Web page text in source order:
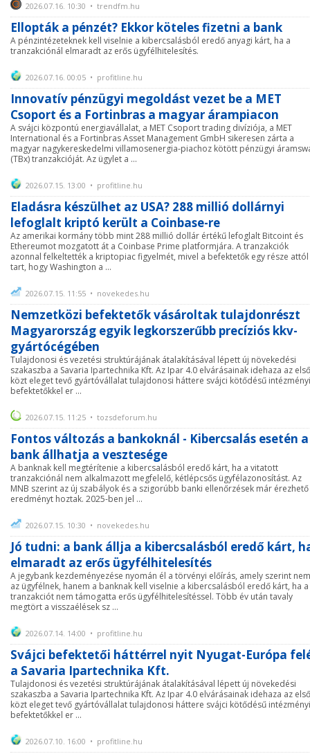
2026.07.16. 10:30 • trendfm.hu
Ellopták a pénzét? Ekkor köteles fizetni a bank
A pénzintézeteknek kell viselnie a kibercsalásból eredő anyagi kárt, ha a
tranzakciónál elmaradt az erős ügyfélhitelesítés.
2026.07.16. 00:05 • profitline.hu
Innovatív pénzügyi megoldást vezet be a MET
Csoport és a Fortinbras a magyar árampiacon
A svájci központú energiavállalat, a MET Csoport trading divíziója, a MET
International és a Fortinbras Asset Management GmbH sikeresen zárta a
magyar nagykereskedelmi villamosenergia-piachoz kötött pénzügyi
(TBx) tranzakcióját. Az ügylet a ...
2026.07.15. 13:00 • profitline.hu
Eladásra készülhet az USA? 288 millió dollárnyi
lefoglalt kriptó került a Coinbase-re
Az amerikai kormány több mint 288 millió dollár értékű lefoglalt Bitcoint és
Ethereumot mozgatott át a Coinbase Prime platformjára. A tranzakciók
azonnal felkeltették a kriptopiac figyelmét, mivel a befektetők egy része attól
tart, hogy Washington a ...
2026.07.15. 11:55 • novekedes.hu
Nemzetközi befektetők vásároltak tulajdonrészt
Magyarország egyik legkorszerűbb precíziós kkv-
gyártócégében
Tulajdonosi és vezetési struktúrájának átalakításával lépett új növekedési
szakaszba a Savaria Ipartechnika Kft. Az Ipar 4.0 elvárásainak idehaza az
közt eleget tevő gyártóvállalat tulajdonosi háttere svájci kötődésű intézményi
befektetőkkel er ...
2026.07.15. 11:25 • tozsdeforum.hu
Fontos változás a bankoknál - Kibercsalás esetén a
bank állhatja a vesztesége
A banknak kell megtérítenie a kibercsalásból eredő kárt, ha a vitatott
tranzakciónál nem alkalmazott megfelelő, kétlépcsős ügyfélazonosítást. Az
MNB szerint az új szabályok és a szigorúbb banki ellenőrzések már érezhető
eredményt hoztak. 2025-ben jel ...
2026.07.15. 10:30 • novekedes.hu
Jó tudni: a bank állja a kibercsalásból eredő kárt,
elmaradt az erős ügyfélhitelesítés
A jegybank kezdeményezése nyomán él a törvényi előírás, amely szerint nem
az ügyfélnek, hanem a banknak kell viselnie a kibercsalásból eredő kárt, ha a
tranzakciót nem támogatta erős ügyfélhitelesítéssel. Több év után tavaly
megtört a visszaélések sz ...
2026.07.14. 14:00 • profitline.hu
Svájci befektetői háttérrel nyit Nyugat-Európa
a Savaria Ipartechnika Kft.
Tulajdonosi és vezetési struktúrájának átalakításával lépett új növekedési
szakaszba a Savaria Ipartechnika Kft. Az Ipar 4.0 elvárásainak idehaza az
közt eleget tevő gyártóvállalat tulajdonosi háttere svájci kötődésű intézményi
befektetőkkel er ...
2026.07.10. 16:00 • profitline.hu